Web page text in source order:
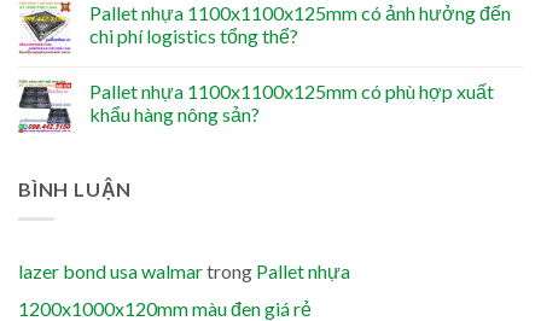
Pallet nhựa 1100x1100x125mm có ảnh hưởng đến
chi phí logistics tổng thể?
Pallet nhựa 1100x1100x125mm có phù hợp xuất
khẩu hàng nông sản?
BÌNH LUẬN
lazer bond usa walmartrong Pallet nhựa
1200x1000x120mm màu đen giá rẻ